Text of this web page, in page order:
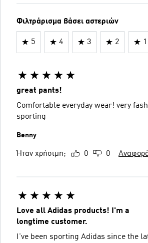
Φιλτράρισμα βάσει αστεριών
5 4 3 2 1
great pants!
Comfortable everyday wear! very
sporting
Benny
Ήταν χρήσιμη; 0 0
Love all Adidas products! I'm a
longtime customer.
I've been sporting Adidas since the